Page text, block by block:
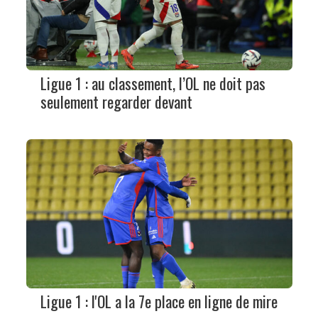
Ligue 1 : au classement, l’OL ne doit pas
seulement regarder devant
Ligue 1 : l'OL a la 7e place en ligne de mire